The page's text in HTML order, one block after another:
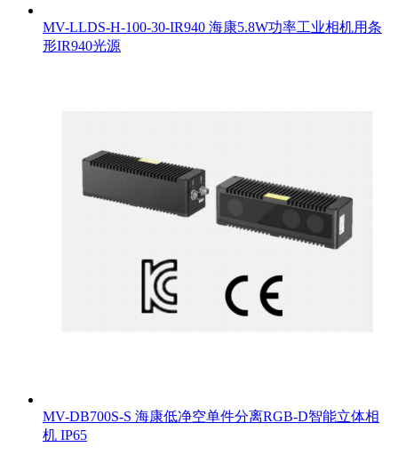
MV-LLDS-H-100-30-IR940 海康5.8W功率工业相机用条
形IR940光源
MV-DB700S-S 海康低净空单件分离RGB-D智能立体相
机 IP65